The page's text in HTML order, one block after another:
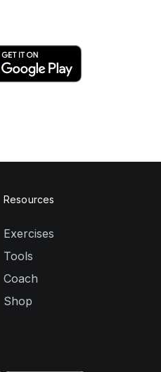
Resources
Exercises
Tools
Coach
Shop